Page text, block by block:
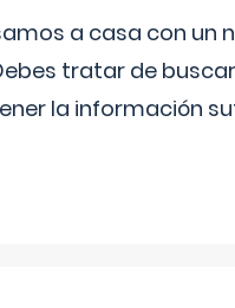
a casa con un
tratar de
la información